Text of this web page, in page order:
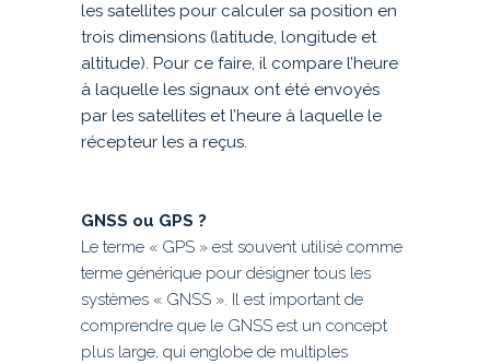
les satellites pour calculer sa position en
trois dimensions (latitude, longitude et
altitude). Pour ce faire, il compare l’heure
à laquelle les signaux ont été envoyés
par les satellites et l’heure à laquelle le
récepteur les a reçus.
GNSS ou GPS ?
Le terme « GPS » est souvent utilisé comme
terme générique pour désigner tous les
systèmes « GNSS ». Il est important de
comprendre que le GNSS est un concept
plus large, qui englobe de multiples